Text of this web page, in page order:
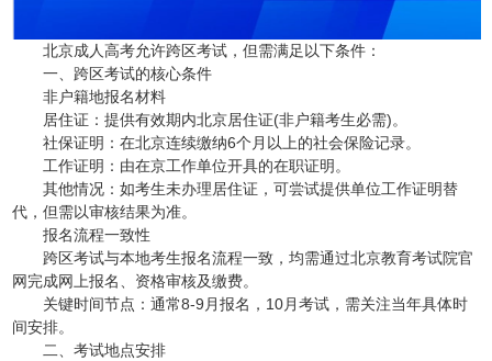
北京成人高考允许跨区考试，但需满足以下条件：
一、跨区考试的核心条件
非户籍地报名材料
居住证：提供有效期内北京居住证(非户籍考生必需)。
社保证明：在北京连续缴纳6个月以上的社会保险记录。
工作证明：由在京工作单位开具的在职证明。
其他情况：如考生未办理居住证，可尝试提供单位工作证明替
代，但需以审核结果为准。
报名流程一致性
跨区考试与本地考生报名流程一致，均需通过北京教育考试院官
网完成网上报名、资格审核及缴费。
关键时间节点：通常8-9月报名，10月考试，需关注当年具体时
间安排。
二、考试地点安排